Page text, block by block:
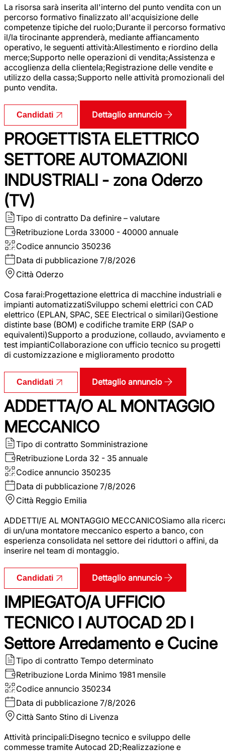
La risorsa sarà inserita all'interno del punto vendita con un
percorso formativo finalizzato all'acquisizione delle
competenze tipiche del ruolo;Durante il percorso
il/la tirocinante apprenderà, mediante affiancamento
operativo, le seguenti attività:Allestimento e riordino della
merce;Supporto nelle operazioni di vendita;Assistenza e
accoglienza della clientela;Registrazione delle vendite e
utilizzo della cassa;Supporto nelle attività promozionali del
punto vendita.
Candidati Dettaglio annuncio
PROGETTISTA ELETTRICO
SETTORE AUTOMAZIONI
INDUSTRIALI - zona Oderzo
(TV)
Tipo di contratto Da definire – valutare
Retribuzione Lorda 33000 - 40000 annuale
Codice annuncio 350236
Data di pubblicazione 7/8/2026
Città Oderzo
Cosa farai:Progettazione elettrica di macchine industriali e
impianti automatizzatiSviluppo schemi elettrici con CAD
elettrico (EPLAN, SPAC, SEE Electrical o similari)Gestione
distinte base (BOM) e codifiche tramite ERP (SAP o
equivalenti)Supporto a produzione, collaudo, avviamento e
test impiantiCollaborazione con ufficio tecnico su progetti
di customizzazione e miglioramento prodotto
Candidati Dettaglio annuncio
ADDETTA/O AL MONTAGGIO
MECCANICO
Tipo di contratto Somministrazione
Retribuzione Lorda 32 - 35 annuale
Codice annuncio 350235
Data di pubblicazione 7/8/2026
Città Reggio Emilia
ADDETTI/E AL MONTAGGIO MECCANICOSiamo alla
di un/una montatore meccanico esperto a banco, con
esperienza consolidata nel settore dei riduttori o affini, da
inserire nel team di montaggio.
Candidati Dettaglio annuncio
IMPIEGATO/A UFFICIO
TECNICO I AUTOCAD 2D I
Settore Arredamento e Cucine
Tipo di contratto Tempo determinato
Retribuzione Lorda Minimo 1981 mensile
Codice annuncio 350234
Data di pubblicazione 7/8/2026
Città Santo Stino di Livenza
Attività principali:Disegno tecnico e sviluppo delle
commesse tramite Autocad 2D;Realizzazione e